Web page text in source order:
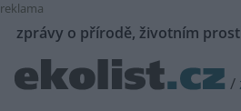
reklama
zprávy o přírodě, životním
/